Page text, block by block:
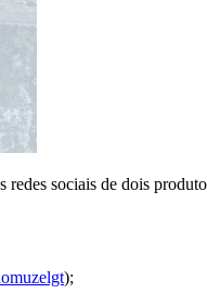
redes sociais de dois
);